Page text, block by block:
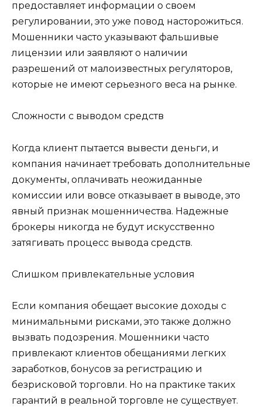
предоставляет информации о своем
регулировании, это уже повод насторожиться.
Мошенники часто указывают фальшивые
лицензии или заявляют о наличии
разрешений от малоизвестных регуляторов,
которые не имеют серьезного веса на рынке.
Сложности с выводом средств
Когда клиент пытается вывести деньги, и
компания начинает требовать дополнительные
документы, оплачивать неожиданные
комиссии или вовсе отказывает в выводе, это
явный признак мошенничества. Надежные
брокеры никогда не будут искусственно
затягивать процесс вывода средств.
Слишком привлекательные условия
Если компания обещает высокие доходы с
минимальными рисками, это также должно
вызвать подозрения. Мошенники часто
привлекают клиентов обещаниями легких
заработков, бонусов за регистрацию и
безрисковой торговли. Но на практике таких
гарантий в реальной торговле не существует.